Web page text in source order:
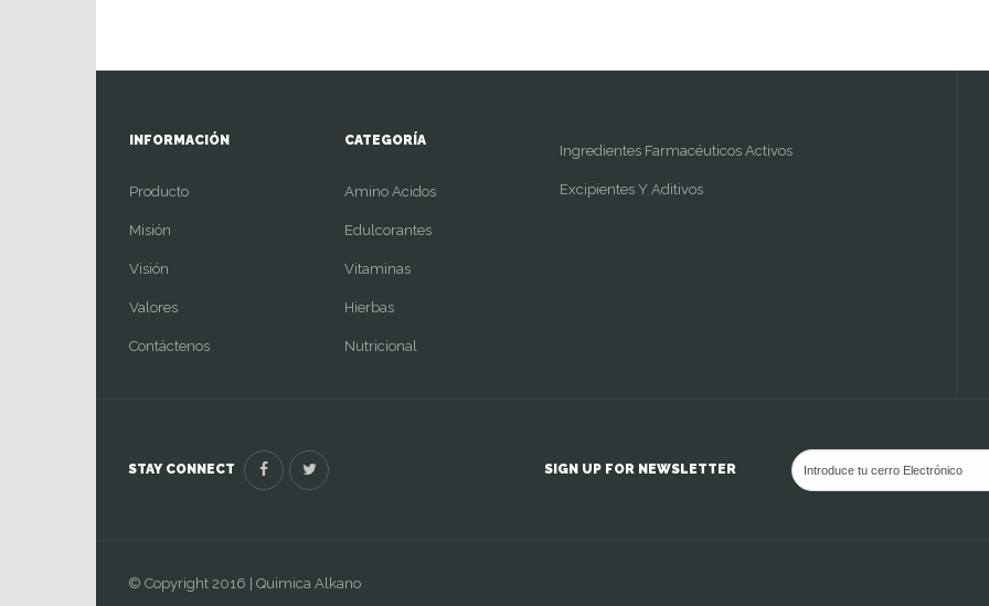
INFORMACIÓN
Producto
Misión
Visión
Valores
Contáctenos
CATEGORÍA
Amino Acidos
Edulcorantes
Vitaminas
Hierbas
Nutricional
Ingredientes Farmacéuticos Activos
Excipientes Y Aditivos
STAY CONNECT SIGN UP FOR NEWSLETTER
© Copyright 2016 | Quimica Alkano